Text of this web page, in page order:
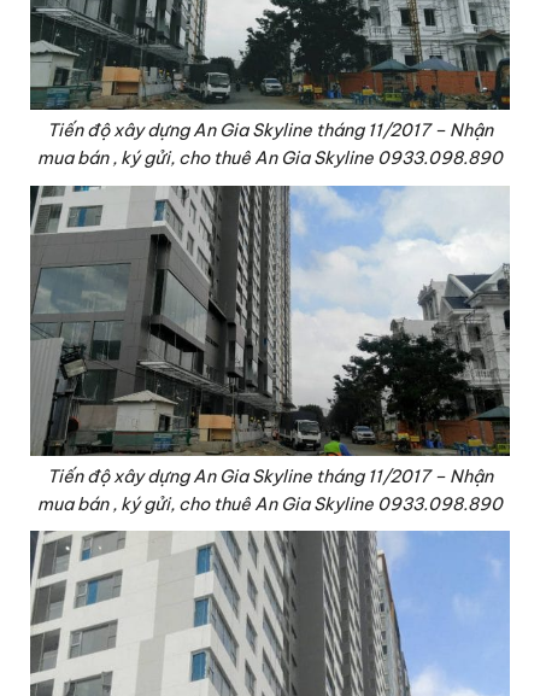
Tiến độ xây dựng An Gia Skyline tháng 11/2017 – Nhận
mua bán , ký gửi, cho thuê An Gia Skyline 0933.098.890
Tiến độ xây dựng An Gia Skyline tháng 11/2017 – Nhận
mua bán , ký gửi, cho thuê An Gia Skyline 0933.098.890